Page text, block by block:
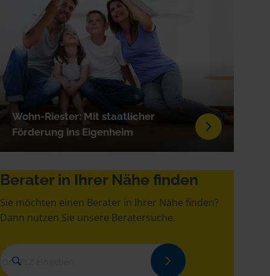
Wohn-Riester: Mit staatlicher
Förderung ins Eigenheim
Berater in Ihrer Nähe finden
Sie möchten einen Berater in Ihrer Nähe finden?
Dann nutzen Sie unsere Beratersuche.